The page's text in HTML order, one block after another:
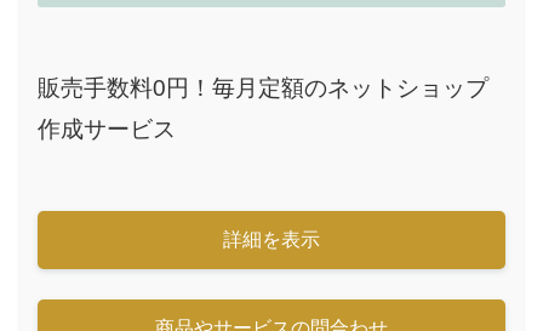
販売手数料0円！毎月定額のネットショップ
作成サービス
詳細を表示